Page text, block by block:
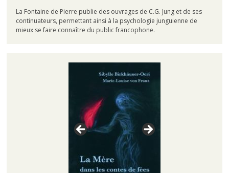
La Fontaine de Pierre publie des ouvrages de C.G. Jung et de ses
continuateurs, permettant ainsi à la psychologie junguienne de
mieux se faire connaître du public francophone.